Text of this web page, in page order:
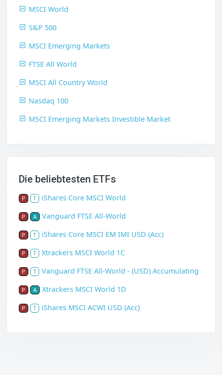
MSCI World
S&P 500
MSCI Emerging Markets
FTSE All World
MSCI All Country World
Nasdaq 100
MSCI Emerging Markets Investible Market
Die beliebtesten ETFs
P T iShares Core MSCI World
P A Vanguard FTSE All-World
P T iShares Core MSCI EM IMI USD (Acc)
P T Xtrackers MSCI World 1C
P T Vanguard FTSE All-World - (USD) Accumulating
P A Xtrackers MSCI World 1D
P T iShares MSCI ACWI USD (Acc)